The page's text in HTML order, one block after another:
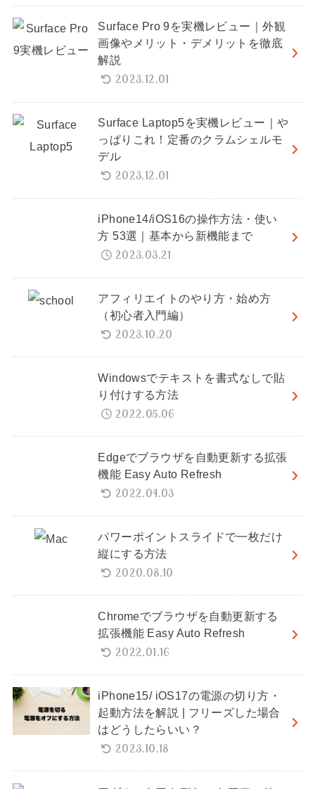
Surface Pro 9を実機レビュー｜外観
画像やメリット・デメリットを徹底
解説
2023.12.01
Surface Laptop5を実機レビュー｜や
っぱりこれ！定番のクラムシェルモ
デル
2023.12.01
iPhone14/iOS16の操作方法・使い
方 53選｜基本から新機能まで
2023.03.21
アフィリエイトのやり方・始め方
（初心者入門編）
2023.10.20
Windowsでテキストを書式なしで貼
り付けする方法
2022.05.06
Edgeでブラウザを自動更新する拡張
機能 Easy Auto Refresh
2022.04.03
パワーポイントスライドで一枚だけ
縦にする方法
2020.08.10
Chromeでブラウザを自動更新する
拡張機能 Easy Auto Refresh
2022.01.16
iPhone15/ iOS17の電源の切り方・
起動方法を解説 | フリーズした場合
はどうしたらいい？
2023.10.18